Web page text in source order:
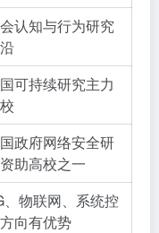
认知与行为研究
可持续研究主力
政府网络安全研
助高校之一
、物联网、系统控
向有优势